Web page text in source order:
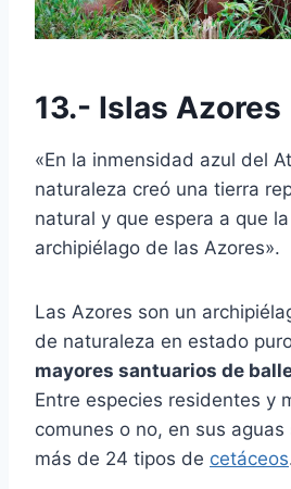
13.- Islas Azores
«En la inmensidad azul del
naturaleza creó una tierra
natural y que espera a que
archipiélago de las Azores».
Las Azores son un
de naturaleza en estado
mayores santuarios de
Entre especies residentes y
comunes o no, en sus
más de 24 tipos de cetáceos